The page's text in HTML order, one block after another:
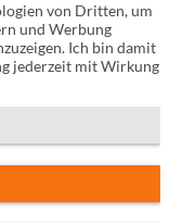
von Dritten, um
und Werbung
Ich bin damit
jederzeit mit Wirkung